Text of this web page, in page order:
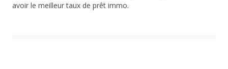
avoir le meilleur taux de prêt immo.